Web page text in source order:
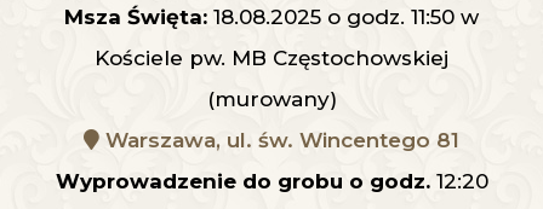
Msza Święta: 18.08.2025 o godz. 11:50 w
Kościele pw. MB Częstochowskiej
(murowany)
Warszawa, ul. św. Wincentego 81
Wyprowadzenie do grobu o godz.12:20